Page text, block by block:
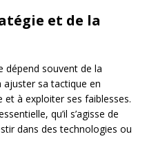
et de la
dépend souvent de la
ajuster sa tactique en
et à exploiter ses faiblesses.
qu’il s’agisse de
dans des technologies ou